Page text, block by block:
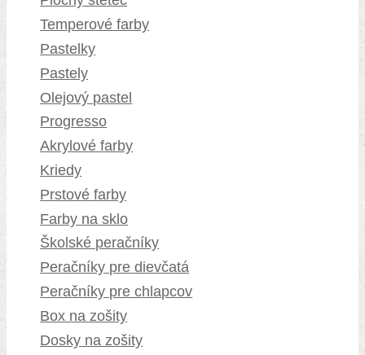
Temperové farby
Pastelky
Pastely
Olejový pastel
Progresso
Akrylové farby
Kriedy
Prstové farby
Farby na sklo
Školské peračníky
Peračníky pre dievčatá
Peračníky pre chlapcov
Box na zošity
Dosky na zošity